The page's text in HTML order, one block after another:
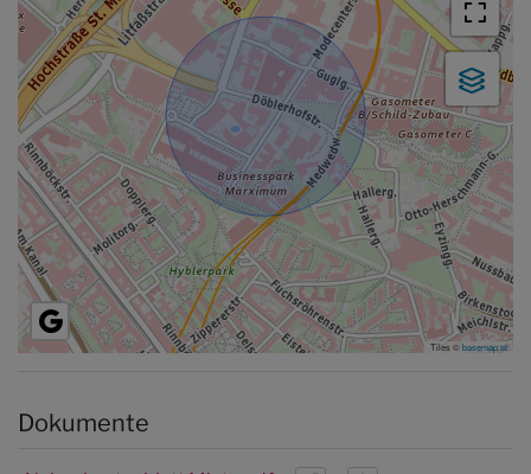
Tiles ©basemap.at
Dokumente